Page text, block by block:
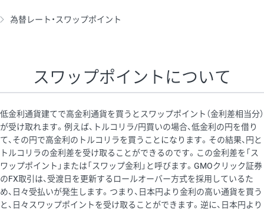
為替レート・スワップポイント
スワップポイントについて
低金利通貨建てで高金利通貨を買うとスワップポイント（金利差相当分）
が受け取れます。例えば、トルコリラ/円買いの場合、低金利の円を借り
て、その円で高金利のトルコリラを買うことになります。その結果、円と
トルコリラの金利差を受け取ることができるのです。この金利差を「ス
ワップポイント」または「スワップ金利」と呼びます。GMOクリック証券
のFX取引は、受渡日を更新するロールオーバー方式を採用しているた
め、日々受払いが発生します。つまり、日本円より金利の高い通貨を買う
と、日々スワップポイントを受け取ることができます。逆に、日本円より